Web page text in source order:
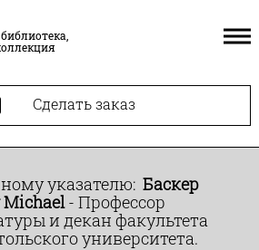
Сделать заказ
указателю: Баскер
- Профессор
и декан факультета
университета.